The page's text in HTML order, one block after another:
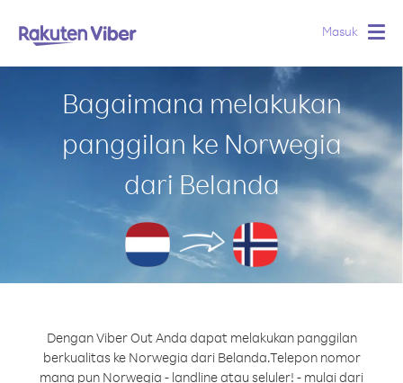
Masuk
Bagaimana melakukan
panggilan ke Norwegia
dari Belanda
Dengan Viber Out Anda dapat melakukan panggilan
berkualitas ke Norwegia dari Belanda.Telepon nomor
mana pun Norwegia - landline atau seluler! - mulai dari